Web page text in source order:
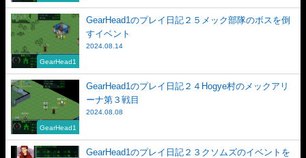
GearHead1
GearHead1のプレイ日記２５メック部隊のボスを倒
すイベント
2024.08.14
GearHead1
GearHead1のプレイ日記２４Hogye村のメックアリ
ーナ第３戦目
2024.08.08
GearHead1のプレイ日記２３クソムズのイベントを